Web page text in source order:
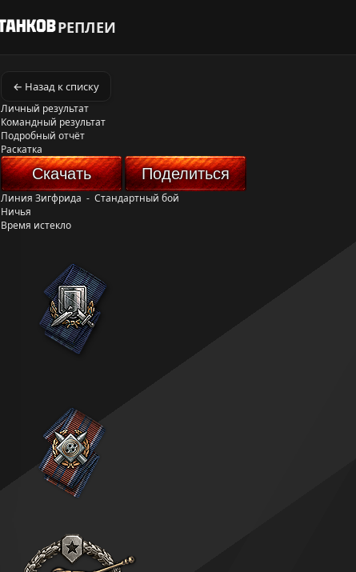
РЕПЛЕИ
← Назад к списку
Личный результат
Командный результат
Подробный отчёт
Раскатка
Скачать Поделиться
Линия Зигфрида - Стандартный бой
Ничья
Время истекло